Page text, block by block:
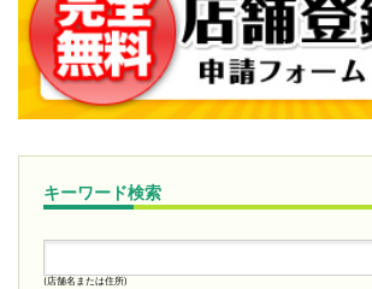
キーワード検索
(店舗名または住所)